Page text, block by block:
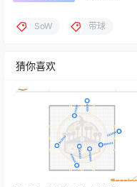
SoW 带球
猜你喜欢